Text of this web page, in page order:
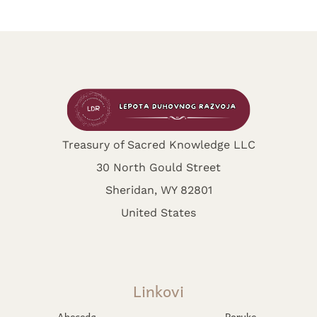
Treasury of Sacred Knowledge LLC
30 North Gould Street
Sheridan, WY 82801
United States
Linkovi